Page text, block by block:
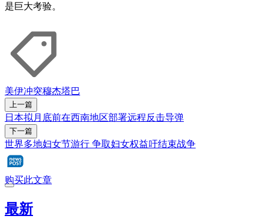
是巨大考验。
美伊冲突穆杰塔巴
上一篇
日本拟月底前在西南地区部署远程反击导弹
下一篇
世界多地妇女节游行 争取妇女权益吁结束战争
购买此文章
最新